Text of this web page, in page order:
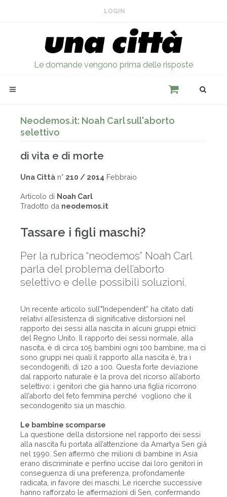
LOGIN
Le domande vengono prima delle risposte
Neodemos.it: Noah Carl sull'aborto
selettivo
di vita e di morte
Una Città n° 210 / 2014 Febbraio
Articolo di Noah Carl
Tradotto da neodemos.it
Tassare i figli maschi?
Per la rubrica “neodemos” Noah Carl
parla del problema dell’aborto
selettivo e delle possibili soluzioni.
Un recente articolo sull’"Independent” ha citato dati
relativi all’esistenza di significative distorsioni nel
rapporto dei sessi alla nascita in alcuni gruppi etnici
del Regno Unito. Il rapporto dei sessi normale, alla
nascita, è di circa 105 bambini ogni 100 bambine, ma ci
sono gruppi nei quali il rapporto alla nascita è, tra i
secondogeniti, di 120 a 100. Questa forte deviazione
dal rapporto naturale è la prova del ricorso all’aborto
selettivo: i genitori che già hanno una figlia ricorrono
all’aborto del feto femmina perché vogliono che il
secondogenito sia un maschio.
Le bambine scomparse
La questione della distorsione nel rapporto dei sessi
alla nascita fu portata all’attenzione da Amartya Sen già
nel 1990. Sen affermò che milioni di bambine in Asia
erano discriminate e perfino uccise dai loro genitori in
conseguenza di una preferenza, profondamente
radicata, in favore dei maschi. Le ricerche successive
hanno rafforzato le affermazioni di Sen, confermando